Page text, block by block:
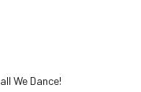
We Dance!